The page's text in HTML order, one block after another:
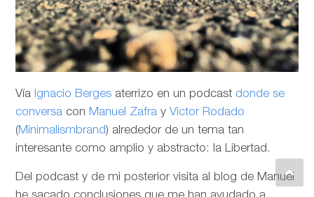
Vía Ignacio Berges aterrizo en un podcast donde se
conversa con Manuel Zafra y Victor Rodado
(Minimalismbrand) alrededor de un tema tan
interesante como amplio y abstracto: la Libertad.
Del podcast y de mi posterior visita al blog de Manuel